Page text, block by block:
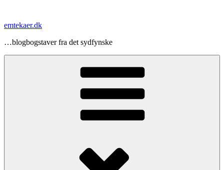
indhold
emtekaer.dk
…blogbogstaver fra det sydfynske